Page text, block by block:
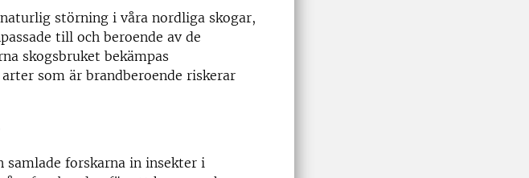
störning i våra nordliga skogar,
till och beroende av de
skogsbruket bekämpas
som är brandberoende riskerar
forskarna in insekter i